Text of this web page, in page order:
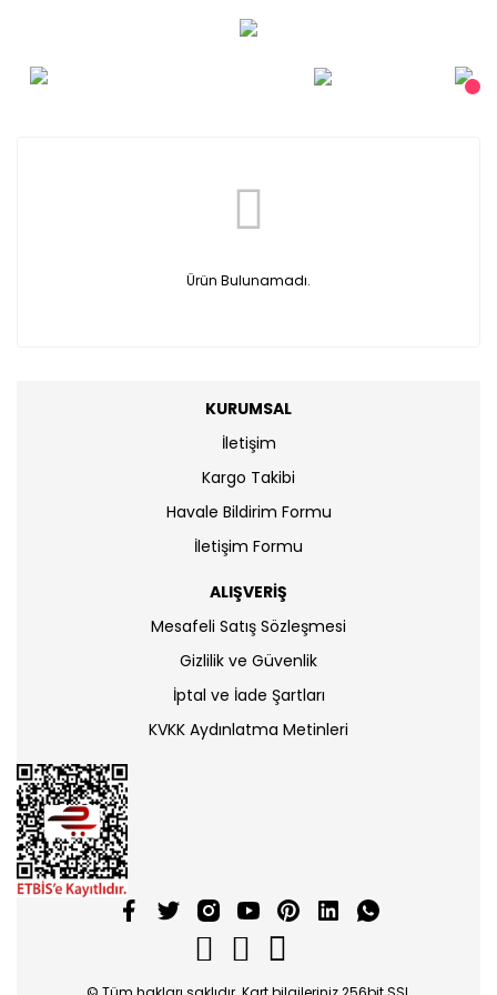
Ürün Bulunamadı.
KURUMSAL
İletişim
Kargo Takibi
Havale Bildirim Formu
İletişim Formu
ALIŞVERİŞ
Mesafeli Satış Sözleşmesi
Gizlilik ve Güvenlik
İptal ve İade Şartları
KVKK Aydınlatma Metinleri